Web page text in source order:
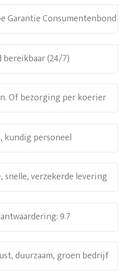
Garantie Consumentenbond
(24/7)
Of bezorging per koerier
kundig personeel
snelle, verzekerde levering
9.7
duurzaam, groen bedrijf